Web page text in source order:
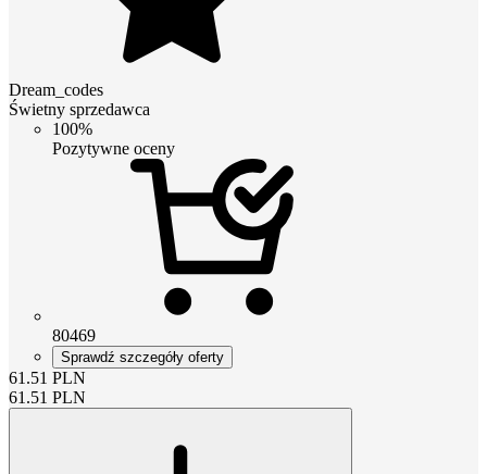
Dream_codes
Świetny sprzedawca
100%
Pozytywne oceny
80469
Sprawdź szczegóły oferty
61.51 PLN
61.51 PLN